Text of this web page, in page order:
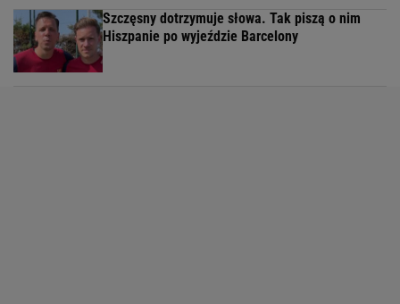
Szczęsny dotrzymuje słowa. Tak piszą o nim
Hiszpanie po wyjeździe Barcelony